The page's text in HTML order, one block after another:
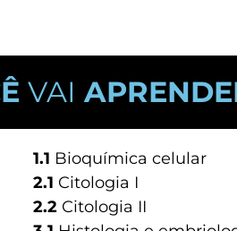
VAI
1.1 Bioquímica celular
2.1 Citologia I
2.2 Citologia II